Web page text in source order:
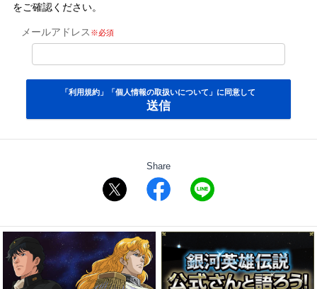
をご確認ください。
メールアドレス ※必須
「利用規約」「個人情報の取扱いについて」に同意して
送信
Share